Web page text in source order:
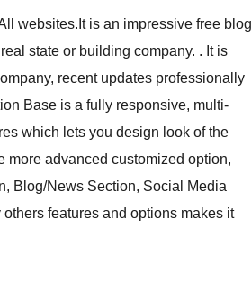
websites.It is an impressive free blog
state or building company. . It is
recent updates professionally
Base is a fully responsive, multi-
which lets you design look of the
more advanced customized option,
Blog/News Section, Social Media
features and options makes it